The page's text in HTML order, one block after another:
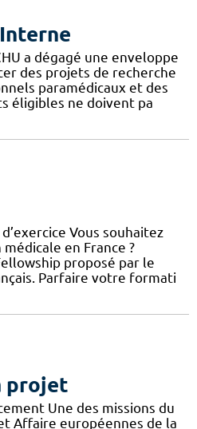
a dégagé une enveloppe
des projets de recherche
paramédicaux et des
éligibles ne doivent pa
Vous souhaitez
en France ?
proposé par le
Parfaire votre formati
projet
Une des missions du
Affaire européennes de la